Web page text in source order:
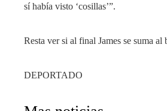
sí había visto ‘cosillas’”.
Resta ver si al final James se suma al
DEPORTADO